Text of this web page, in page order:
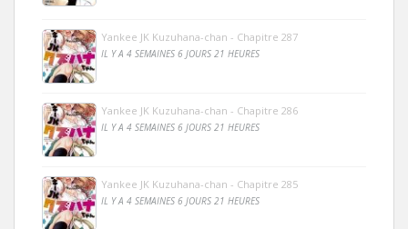
Yankee JK Kuzuhana-chan - Chapitre 287
IL Y A 4 SEMAINES 6 JOURS 21 HEURES
Yankee JK Kuzuhana-chan - Chapitre 286
IL Y A 4 SEMAINES 6 JOURS 21 HEURES
Yankee JK Kuzuhana-chan - Chapitre 285
IL Y A 4 SEMAINES 6 JOURS 21 HEURES